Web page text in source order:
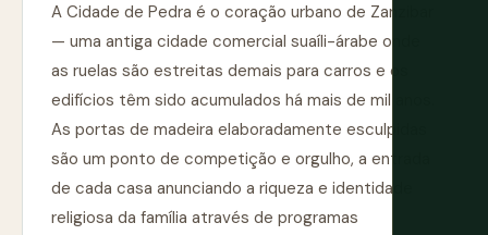
A Cidade de Pedra é o coração urbano de Zanzibar
— uma antiga cidade comercial suaíli-árabe onde
as ruelas são estreitas demais para carros e os
edifícios têm sido acumulados há mais de mil anos.
As portas de madeira elaboradamente esculpidas
são um ponto de competição e orgulho, a entrada
de cada casa anunciando a riqueza e identidade
religiosa da família através de programas